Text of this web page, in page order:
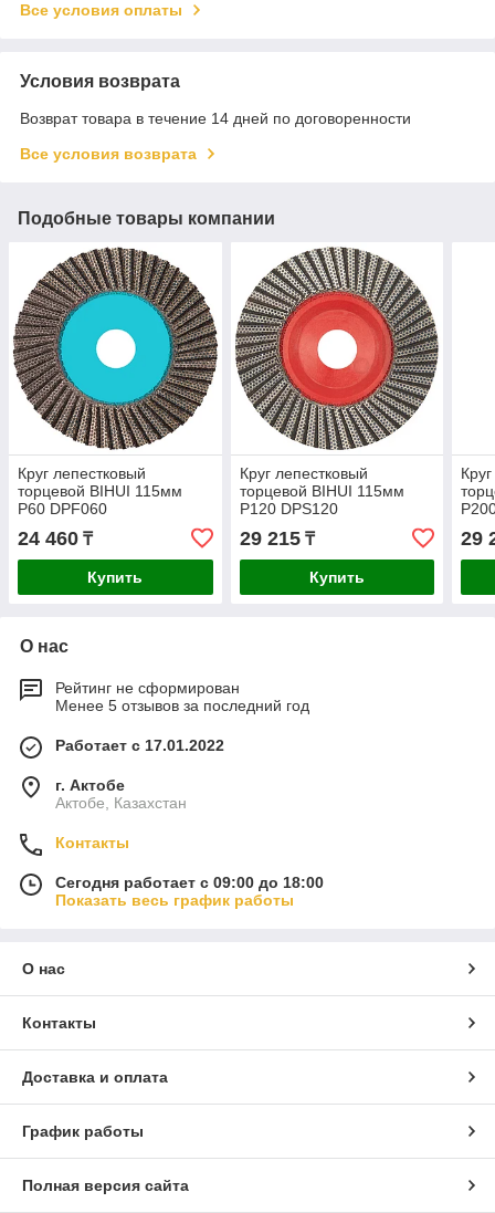
Все условия оплаты
Условия возврата
Возврат товара в течение 14 дней по договоренности
Все условия возврата
Подобные товары компании
Круг лепестковый
торцевой BIHUI 115мм
P60 DPF060
24 460 ₸
Купить
Круг лепестковый
торцевой BIHUI 115мм
P120 DPS120
29 215₸
Купить
29
О нас
Рейтинг не сформирован
Менее 5 отзывов за последний год
Работает с 17.01.2022
г. Актобе
Актобе, Казахстан
Контакты
Сегодня работает с 09:00 до 18:00
Показать весь график работы
О нас
Контакты
Доставка и оплата
График работы
Полная версия сайта